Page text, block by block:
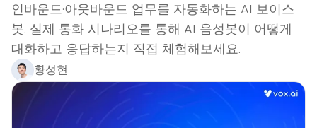
인바운드·아웃바운드 업무를 자동화하는 AI 보이스
봇. 실제 통화 시나리오를 통해 AI 음성봇이 어떻게
대화하고 응답하는지 직접 체험해보세요.
황성현